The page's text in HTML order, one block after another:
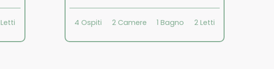
Letti 4 Ospiti 2 Camere 1 Bagno 2 Letti